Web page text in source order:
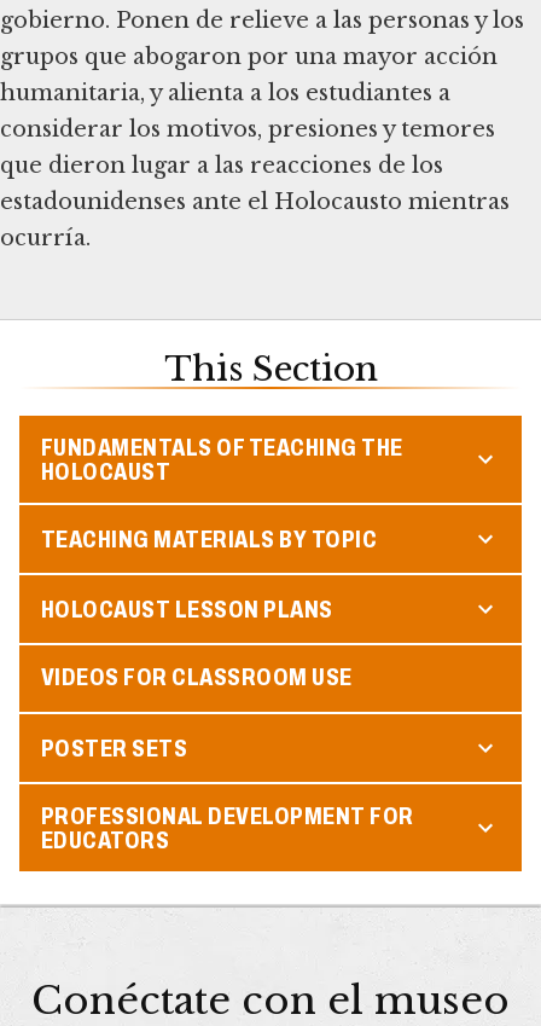
gobierno. Ponen de relieve a las personas y los
grupos que abogaron por una mayor acción
humanitaria, y alienta a los estudiantes a
considerar los motivos, presiones y temores
que dieron lugar a las reacciones de los
estadounidenses ante el Holocausto mientras
ocurría.
This Section
FUNDAMENTALS OF TEACHING THE
HOLOCAUST
TEACHING MATERIALS BY TOPIC
HOLOCAUST LESSON PLANS
VIDEOS FOR CLASSROOM USE
POSTER SETS
PROFESSIONAL DEVELOPMENT FOR
EDUCATORS
Conéctate con el museo